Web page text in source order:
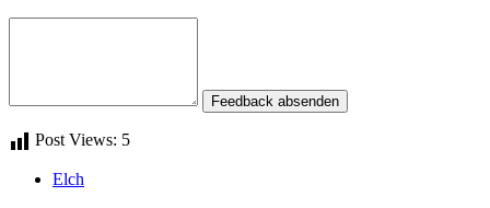
Feedback absenden
Post Views: 5
Elch